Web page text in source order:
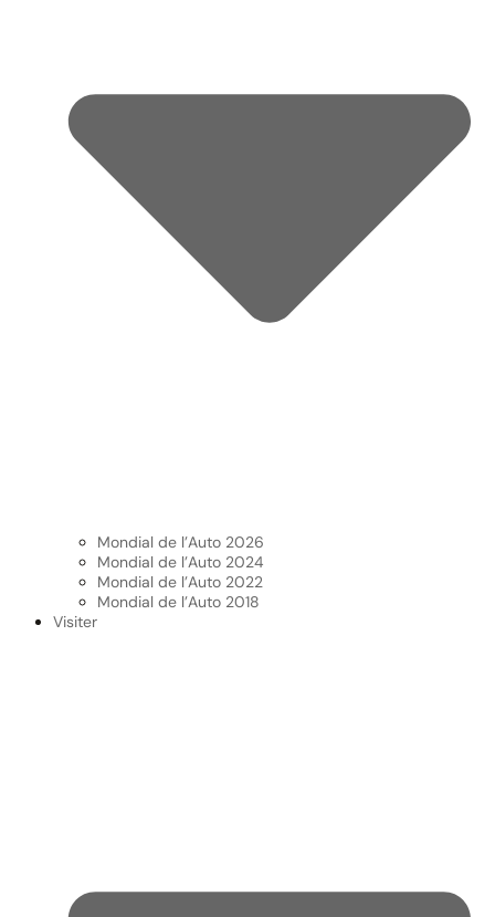
Mondial de l’Auto 2026
Mondial de l’Auto 2024
Mondial de l’Auto 2022
Mondial de l’Auto 2018
Visiter